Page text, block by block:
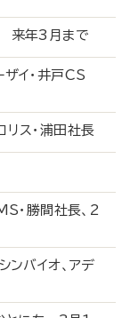
来年3月まで
イ・井戸CS
ス・浦田社長
・勝間社長、2
バイオ、アデ